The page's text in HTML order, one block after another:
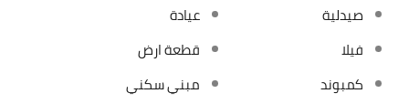
صيدلية
عيادة
فيلا
قطعة ارض
كمبوند
مبني سكني